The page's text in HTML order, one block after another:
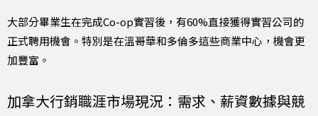
大部分畢業生在完成Co-op實習後，有60%直接獲得實習公司的
正式聘用機會。特別是在溫哥華和多倫多這些商業中心，機會更
加豐富。
加拿大行銷職涯市場現況：需求、薪資數據與競